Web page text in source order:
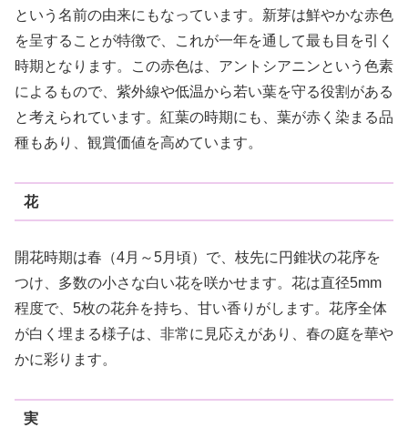
という名前の由来にもなっています。新芽は鮮やかな赤色
を呈することが特徴で、これが一年を通して最も目を引く
時期となります。この赤色は、アントシアニンという色素
によるもので、紫外線や低温から若い葉を守る役割がある
と考えられています。紅葉の時期にも、葉が赤く染まる品
種もあり、観賞価値を高めています。
花
開花時期は春（4月～5月頃）で、枝先に円錐状の花序を
つけ、多数の小さな白い花を咲かせます。花は直径5mm
程度で、5枚の花弁を持ち、甘い香りがします。花序全体
が白く埋まる様子は、非常に見応えがあり、春の庭を華や
かに彩ります。
実